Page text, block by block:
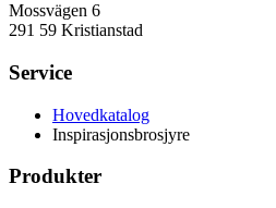
Mossvägen 6
291 59 Kristianstad
Service
Hovedkatalog
Inspirasjonsbrosjyre
Produkter